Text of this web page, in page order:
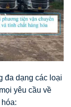
đa dạng các loại
yêu cầu về